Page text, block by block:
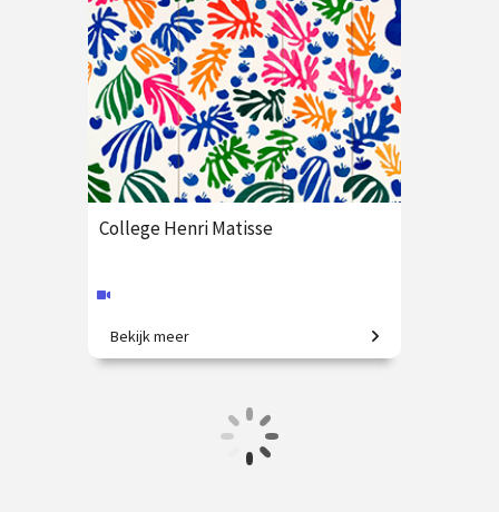
€ 35.00
vanaf 17
okt.
Online
€ 2625.00
vanaf 25
okt.
Op locatie
College Henri Matisse
Meester van kleur, vorm en vrijheid.
vanaf 5 nov.
Bekijk meer